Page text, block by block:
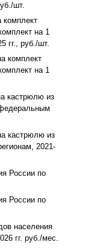
шт.
комплект
на 1
гг., руб./шт.
комплект
на 1
кастрюлю из
кастрюлю из
2021-
России по
России по
населения
гг. руб./мес.